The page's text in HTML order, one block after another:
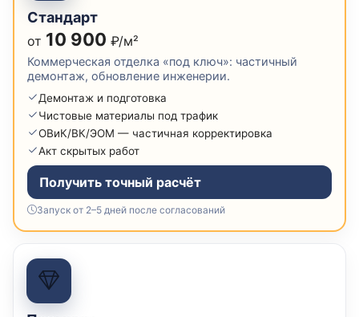
Стандарт
от 10 900 ₽/м²
Коммерческая отделка «под ключ»: частичный
демонтаж, обновление инженерии.
Демонтаж и подготовка
Чистовые материалы под трафик
ОВиК/ВК/ЭОМ — частичная корректировка
Акт скрытых работ
Получить точный расчёт
Запуск от 2–5 дней после согласований